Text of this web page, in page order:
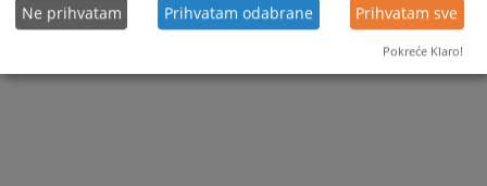
Ne prihvatam Prihvatam odabrane Prihvatam sve
Pokreće Klaro!